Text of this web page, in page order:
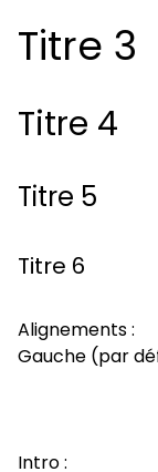
Titre 3
Titre 4
Titre 5
Titre 6
Alignements :
Gauche (par
Intro :